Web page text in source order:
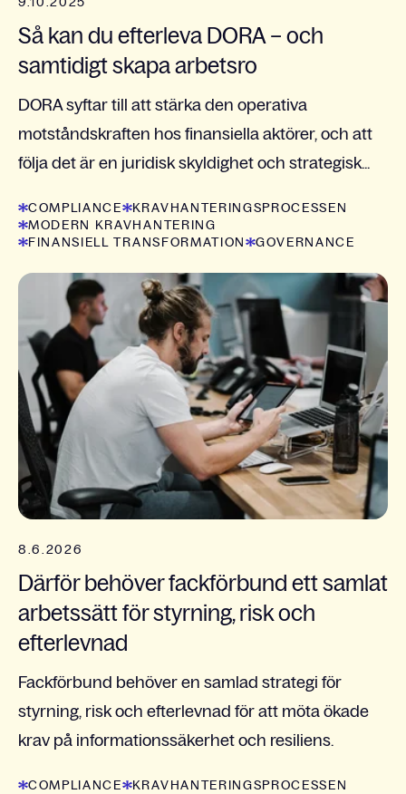
Så kan du efterleva DORA – och
samtidigt skapa arbetsro
DORA syftar till att stärka den operativa
motståndskraften hos finansiella aktörer, och att
följa det är en juridisk skyldighet och strategisk...
COMPLIANCE
KRAVHANTERINGSPROCESSEN
MODERN KRAVHANTERING
FINANSIELL TRANSFORMATION
GOVERNANCE
8.6.2026
Därför behöver fackförbund ett samlat
arbetssätt för styrning, risk och
efterlevnad
Fackförbund behöver en samlad strategi för
styrning, risk och efterlevnad för att möta ökade
krav på informationssäkerhet och resiliens.
COMPLIANCE
KRAVHANTERINGSPROCESSEN